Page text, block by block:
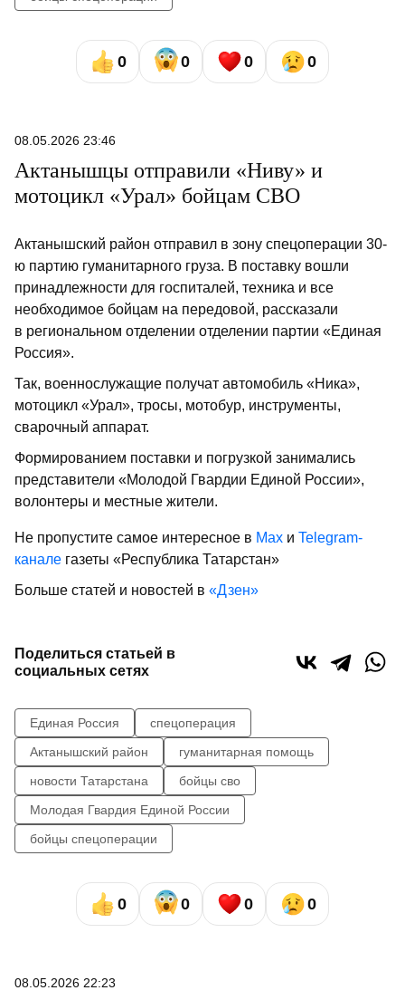
0 0 0 0
08.05.2026 23:46
Актанышцы отправили «Ниву» и
мотоцикл «Урал» бойцам СВО
Актанышский район отправил в зону спецоперации 30-
ю партию гуманитарного груза. В поставку вошли
принадлежности для госпиталей, техника и все
необходимое бойцам на передовой, рассказали
в региональном отделении отделении партии «Единая
Россия».
Так, военнослужащие получат автомобиль «Ника»,
мотоцикл «Урал», тросы, мотобур, инструменты,
сварочный аппарат.
Формированием поставки и погрузкой занимались
представители «Молодой Гвардии Единой России»,
волонтеры и местные жители.
Не пропустите самое интересное в Max и Telegram-
канале газеты «Республика Татарстан»
Больше статей и новостей в «Дзен»
Поделиться статьей в
социальных сетях
Единая Россия
спецоперация
Актанышский район
гуманитарная помощь
новости Татарстана
бойцы сво
Молодая Гвардия Единой России
бойцы спецоперации
0 0 0 0
08.05.2026 22:23